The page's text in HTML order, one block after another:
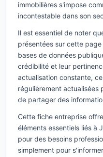
immobilières s'impose
incontestable dans son
Il est essentiel de noter
présentées sur cette
bases de données
crédibilité et leur
actualisation constante,
régulièrement actualisées
de partager des
Cette fiche entreprise
éléments essentiels liés à
pour des besoins
simplement pour